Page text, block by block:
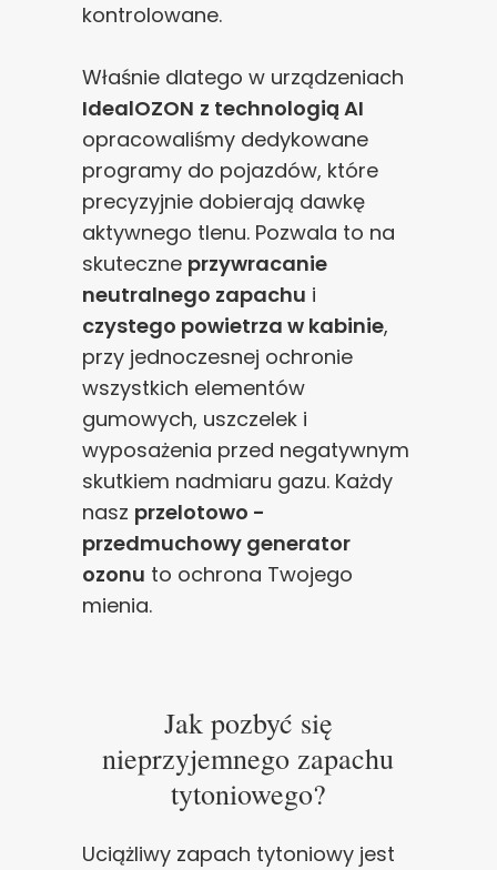
kontrolowane.
Właśnie dlatego w urządzeniach
IdealOZON z technologią AI
opracowaliśmy dedykowane
programy do pojazdów, które
precyzyjnie dobierają dawkę
aktywnego tlenu. Pozwala to na
skuteczne przywracanie
neutralnego zapachu i
czystego powietrza w kabinie,
przy jednoczesnej ochronie
wszystkich elementów
gumowych, uszczelek i
wyposażenia przed negatywnym
skutkiem nadmiaru gazu. Każdy
nasz przelotowo -
przedmuchowy generator
ozonu to ochrona Twojego
mienia.
Jak pozbyć się
nieprzyjemnego zapachu
tytoniowego?
Uciążliwy zapach tytoniowy jest